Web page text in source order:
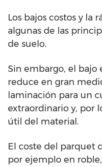
Los bajos costos y la
algunas de las
de suelo.
Sin embargo, el bajo
reduce en gran
laminación para un
extraordinario y, por
útil del material.
El coste del parquet
por ejemplo en